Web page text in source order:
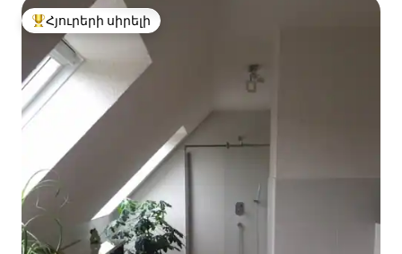
Հյուրերի սիրելի լավագույն տները
Հյուրերի սիրելի